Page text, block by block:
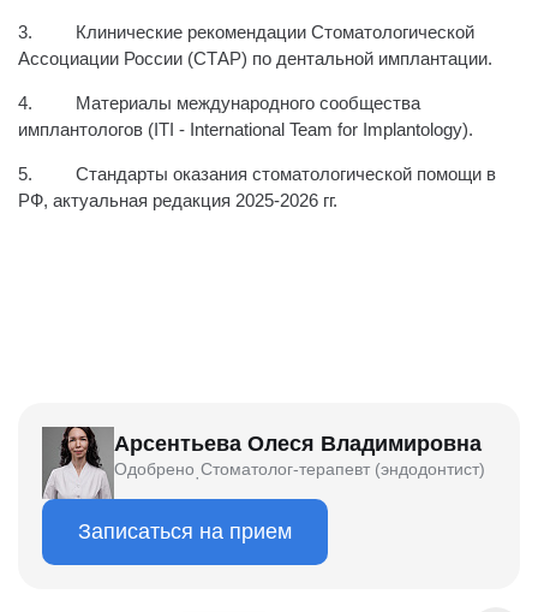
3. Клинические рекомендации Стоматологической
Ассоциации России (СТАР) по дентальной имплантации.
4. Материалы международного сообщества
имплантологов (ІТІ - International Team for Implantology).
5. Стандарты оказания стоматологической помощи в
РФ, актуальная редакция 2025-2026 гг.
Арсентьева Олеся Владимировна
Одобрено·Стоматолог-терапевт (эндодонтист)
Записаться на прием